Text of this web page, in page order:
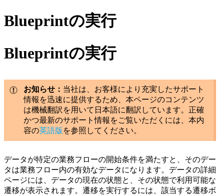
Blueprintの実行
Blueprintの実行
お知らせ： 当社は、お客様により充実したサポート
情報を迅速に提供するため、本ページのコンテンツ
は機械翻訳を用いて日本語に翻訳しています。正確
かつ最新のサポート情報をご覧いただくには、本内
容の英語版 を参照してください。
データが特定の業務フローの開始条件を満たすと、そのデー
タは業務フロー内の有効なデータになります。データの詳細
ページには、データの現在の状態と、その状態で利用可能な
遷移が表示されます。遷移を実行するには、該当する遷移ボ